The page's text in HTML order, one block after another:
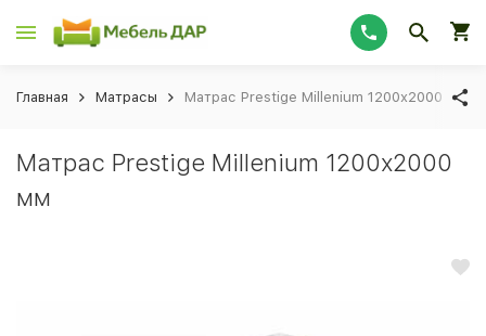
Главная Матрасы Матрас Prestige Millenium 1200х2000 мм
Матрас Prestige Millenium 1200х2000
мм